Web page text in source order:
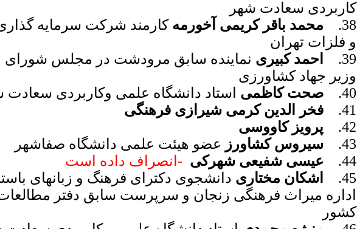
کاربردی سعادت شهر
38.
محمد باقر کریمی آخورمه کارمند شرکت سرمایه
و فلزات تهران
39.
احمد کبیری نماینده سابق مرودشت در مجلس شورای
وزیر جهاد کشاورزی
40.
صحت کاظمی استاد دانشگاه علمی وکاربردی سعادت
41.
فخر الدین کرمی شیرازی فرهنگی
42.
پرویز کاووسی
43.
سیروس کشاورز عضو هیئت علمی دانشگاه صفاشهر
44.
عیسی شفیعی شهرکی -انصراف داده است
45.
اشکان مختاری دانشجوی دکترای فرهنگ و زبانهای
اداره میراث فرهنگی زنجان و سرپرست سابق دفتر
کشور